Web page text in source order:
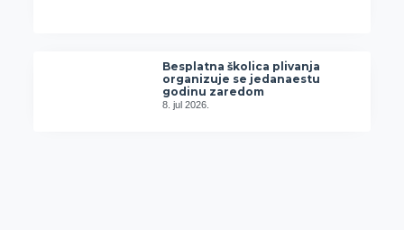
Besplatna školica plivanja
organizuje se jedanaestu
godinu zaredom
8. jul 2026.